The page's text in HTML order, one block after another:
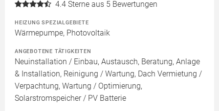
4.4 Sterne aus 5 Bewertungen
HEIZUNG SPEZIALGEBIETE
Wärmepumpe, Photovoltaik
ANGEBOTENE TÄTIGKEITEN
Neuinstallation / Einbau, Austausch, Beratung, Anlage
& Installation, Reinigung / Wartung, Dach Vermietung /
Verpachtung, Wartung / Optimierung,
Solarstromspeicher / PV Batterie